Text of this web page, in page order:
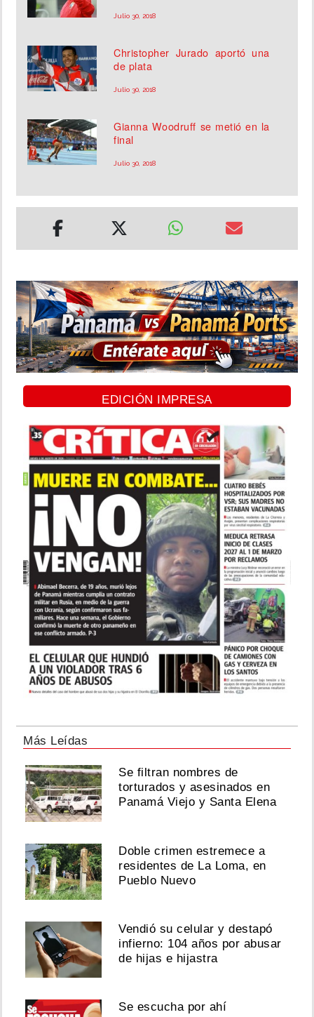
Julio 30, 2018
Christopher Jurado aportó una
de plata
Julio 30, 2018
Gianna Woodruff se metió en la
final
Julio 30, 2018
EDICIÓN IMPRESA
Más Leídas
Se filtran nombres de
torturados y asesinados en
Panamá Viejo y Santa Elena
Doble crimen estremece a
residentes de La Loma, en
Pueblo Nuevo
Vendió su celular y destapó
infierno: 104 años por abusar
de hijas e hijastra
Se escucha por ahí